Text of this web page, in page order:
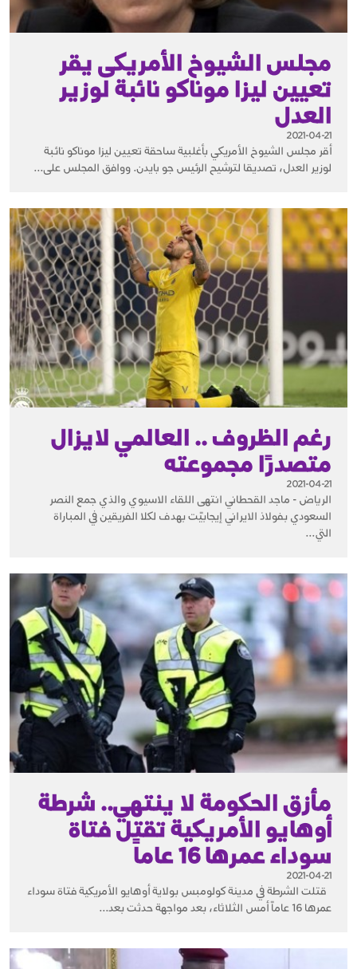
مجلس الشيوخ الأمريكى يقر
تعيين ليزا موناكو نائبة لوزير
العدل
2021-04-21
أقر مجلس الشيوخ الأمريكي بأغلبية ساحقة تعيين ليزا موناكو نائبة
لوزير العدل، تصديقا لترشيح الرئيس جو بايدن. ووافق المجلس على...
رغم الظروف .. العالمي لايزال
متصدرًا مجموعته
2021-04-21
الرياض - ماجد القحطاني انتهى اللقاء الاسيوي والذي جمع النصر
السعودي بفولاذ الايراني إيجابيًت بهدف لكلا الفريقين في المباراة
التي...
مأزق الحكومة لا ينتهي.. شرطة
أوهايو الأمريكية تقتل فتاة
سوداء عمرها 16 عاماً
2021-04-21
قتلت الشرطة في مدينة كولومبس بولاية أوهايو الأمريكية فتاة سوداء
عمرها 16 عاماً أمس الثلاثاء، بعد مواجهة حدثت بعد...